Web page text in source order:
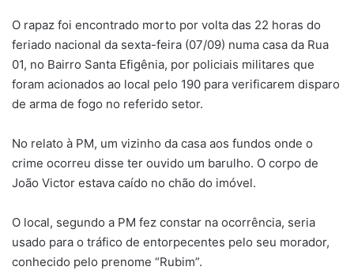
O rapaz foi encontrado morto por volta das 22 horas do
feriado nacional da sexta-feira (07/09) numa casa da Rua
01, no Bairro Santa Efigênia, por policiais militares que
foram acionados ao local pelo 190 para verificarem disparo
de arma de fogo no referido setor.
No relato à PM, um vizinho da casa aos fundos onde o
crime ocorreu disse ter ouvido um barulho. O corpo de
João Victor estava caído no chão do imóvel.
O local, segundo a PM fez constar na ocorrência, seria
usado para o tráfico de entorpecentes pelo seu morador,
conhecido pelo prenome “Rubim”.